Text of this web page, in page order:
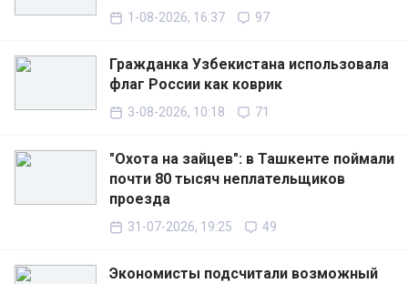
1-08-2026, 16:37 97
Гражданка Узбекистана использовала
флаг России как коврик
3-08-2026, 10:18 71
"Охота на зайцев": в Ташкенте поймали
почти 80 тысяч неплательщиков
проезда
31-07-2026, 19:25 49
Экономисты подсчитали возможный